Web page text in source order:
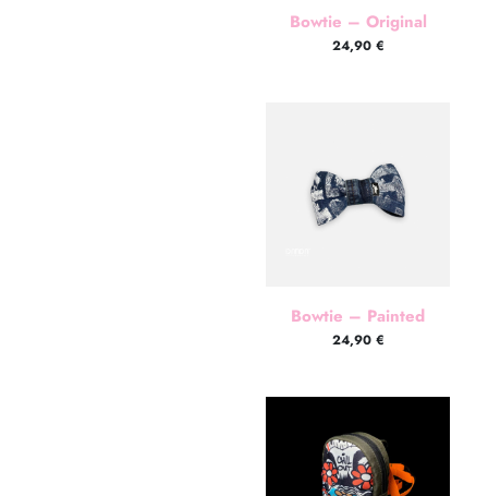
Bowtie – Original
24,90 €
Bowtie – Painted
24,90 €